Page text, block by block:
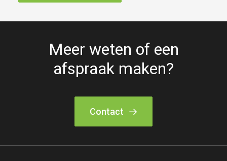
Meer weten of een
afspraak maken?
Contact